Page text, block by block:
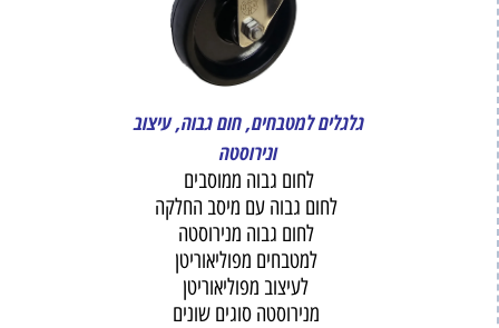
גלגלים למטבחים, חום גבוה, עיצוב
ונירוסטה
לחום גבוה ממוסבים
לחום גבוה עם מיסב החלקה
לחום גבוה מנירוסטה
למטבחים מפוליאוריטן
לעיצוב מפוליאוריטן
מנירוסטה סוגים שונים